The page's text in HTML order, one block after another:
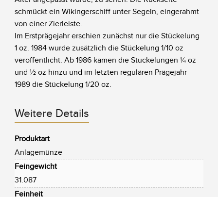
schmückt ein Wikingerschiff unter Segeln, eingerahmt
von einer Zierleiste.
Im Erstprägejahr erschien zunächst nur die Stückelung
1 oz. 1984 wurde zusätzlich die Stückelung 1/10 oz
veröffentlicht. Ab 1986 kamen die Stückelungen ¼ oz
und ½ oz hinzu und im letzten regulären Prägejahr
1989 die Stückelung 1/20 oz.
Weitere Details
Produktart
Anlagemünze
Feingewicht
31.087
Feinheit